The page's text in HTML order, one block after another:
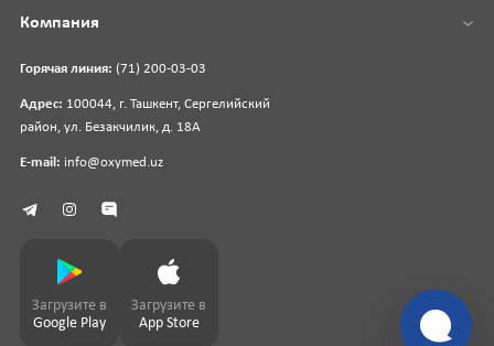
Горячая линия: (71) 200-03-03
Адрес: 100044, г. Ташкент, Сергелийский
район, ул. Безакчилик, д. 18А
E-mail: info@oxymed.uz
Компания
Загрузите в
Google Play
Загрузите в
App Store